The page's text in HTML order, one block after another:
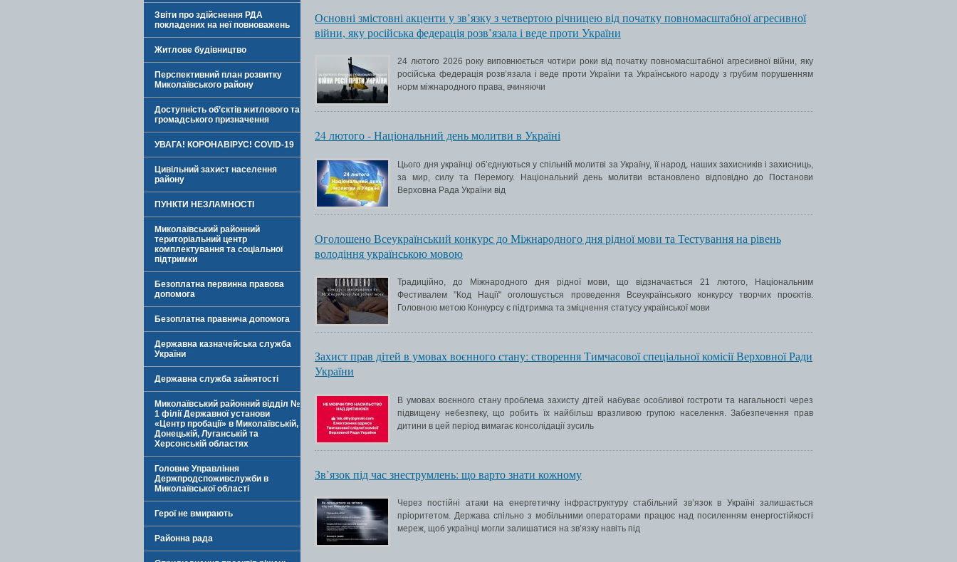
Звіти про здійснення РДА
покладених на неї повноважень
Житлове будівництво
Перспективний план розвитку
Миколаївського району
Доступність об’єктів житлового та
громадського призначення
УВАГА! КОРОНАВІРУС! COVID-19
Цивільний захист населення
району
ПУНКТИ НЕЗЛАМНОСТІ
Миколаївський районний
територіальний центр
комплектування та соціальної
підтримки
Безоплатна первинна правова
допомога
Безоплатна правнича допомога
Державна казначейська служба
України
Державна служба зайнятості
Миколаївський районний відділ №
1 філії Державної установи
«Центр пробації» в Миколаївській,
Донецькій, Луганській та
Херсонській областях
Головне Управління
Держпродспоживслужби в
Миколаївської області
Герої не вмирають
Районна рада
Основні змістовні акценти у зв’язку з четвертою річницею від початку повномасштабної агресивної
війни, яку російська федерація розв’язала і веде проти України
24 лютого 2026 року виповнюється чотири роки від початку повномасштабної агресивної війни, яку
російська федерація розв’язала і веде проти України та Українського народу з грубим порушенням
норм міжнародного права, вчиняючи
24 лютого - Національний день молитви в Україні
Цього дня українці об’єднуються у спільній молитві за Україну, її народ, наших захисників і захисниць,
за мир, силу та Перемогу. Національний день молитви встановлено відповідно до Постанови
Верховна Рада України від
Оголошено Всеукраїнський конкурс до Міжнародного дня рідної мови та Тестування на рівень
володіння українською мовою
Традиційно, до Міжнародного дня рідної мови, що відзначається 21 лютого, Національним
Фестивалем "Код Нації" оголошується проведення Всеукраїнського конкурсу творчих проєктів.
Головною метою Конкурсу є підтримка та зміцнення статусу української мови
Захист прав дітей в умовах воєнного стану: створення Тимчасової спеціальної комісії Верховної Ради
України
В умовах воєнного стану проблема захисту дітей набуває особливої гостроти та нагальності через
підвищену небезпеку, що робить їх найбільш вразливою групою населення. Забезпечення прав
дитини в цей період вимагає консолідації зусиль
Зв’язок під час знеструмлень: що варто знати кожному
Через постійні атаки на енергетичну інфраструктуру стабільний зв’язок в Україні залишається
пріоритетом. Держава спільно з мобільними операторами працює над посиленням енергостійкості
мереж, щоб українці могли залишатися на зв’язку навіть під